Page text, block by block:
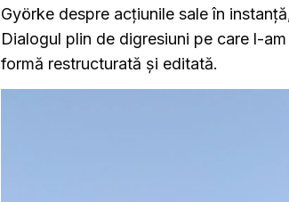
Györke despre acțiunile sale în
Dialogul plin de digresiuni pe care l-
formă restructurată și editată.